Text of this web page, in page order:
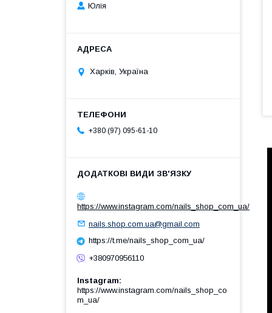
Юлія
Харків, Україна
+380 (97) 095-61-10
https://www.instagram.com/nails_shop_com_ua/
nails.shop.com.ua@gmail.com
https://t.me/nails_shop_com_ua/
+380970956110
Instagram
https://www.instagram.com/nails_shop_co
m_ua/